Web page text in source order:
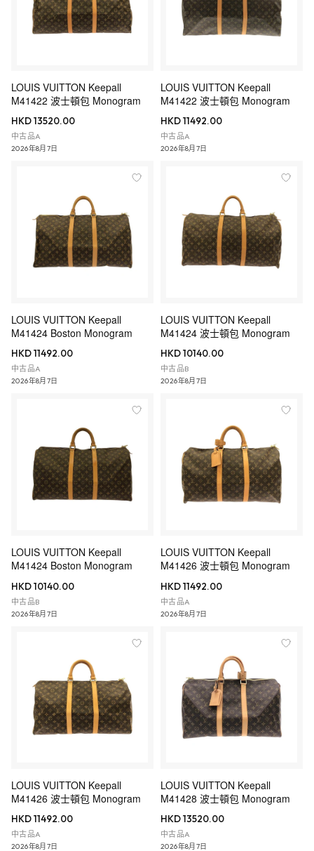
LOUIS VUITTON Keepall
M41422 波士頓包 Monogram
HKD 13520.00
中古品A
2026年8月7日
LOUIS VUITTON Keepall
M41422 波士頓包 Monogram
HKD 11492.00
中古品A
2026年8月7日
LOUIS VUITTON Keepall
M41424 Boston Monogram
HKD 11492.00
中古品A
2026年8月7日
LOUIS VUITTON Keepall
M41424 波士頓包 Monogram
HKD 10140.00
中古品B
2026年8月7日
LOUIS VUITTON Keepall
M41424 Boston Monogram
HKD 10140.00
中古品B
2026年8月7日
LOUIS VUITTON Keepall
M41426 波士頓包 Monogram
HKD 11492.00
中古品A
2026年8月7日
LOUIS VUITTON Keepall
M41426 波士頓包 Monogram
HKD 11492.00
中古品A
2026年8月7日
LOUIS VUITTON Keepall
M41428 波士頓包 Monogram
HKD 13520.00
中古品A
2026年8月7日